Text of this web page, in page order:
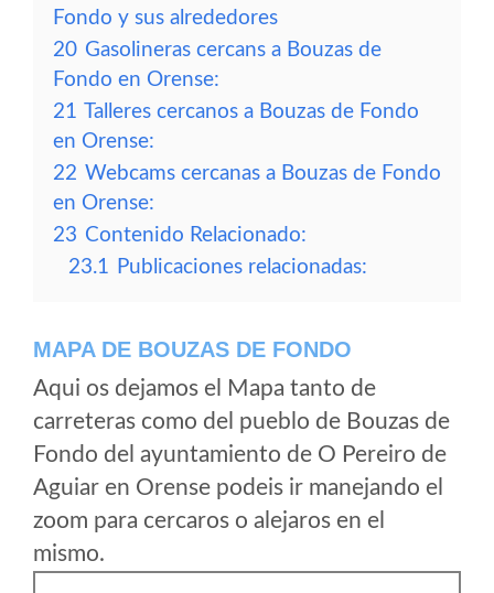
Fondo y sus alrededores
20 Gasolineras cercans a Bouzas de
Fondo en Orense:
21 Talleres cercanos a Bouzas de Fondo
en Orense:
22 Webcams cercanas a Bouzas de Fondo
en Orense:
23 Contenido Relacionado:
23.1 Publicaciones relacionadas:
MAPA DE BOUZAS DE FONDO
Aqui os dejamos el Mapa tanto de
carreteras como del pueblo de Bouzas de
Fondo del ayuntamiento de O Pereiro de
Aguiar en Orense podeis ir manejando el
zoom para cercaros o alejaros en el
mismo.